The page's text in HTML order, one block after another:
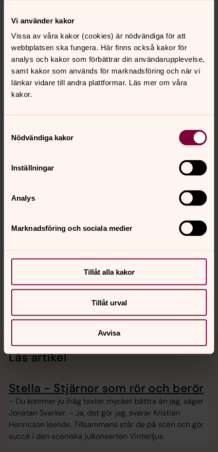
Vi använder kakor
Vissa av våra kakor (cookies) är nödvändiga för att
webbplatsen ska fungera. Här finns också kakor för
analys och kakor som förbättrar din användarupplevelse,
samt kakor som används för marknadsföring och när vi
länkar vidare till andra plattformar. Läs mer om våra
kakor.
Nödvändiga kakor
Inställningar
Analys
Marknadsföring och sociala medier
Tillåt alla kakor
Tillåt urval
Avvisa
E-post:nils.olandersson@svenskakyrkan.se
Körpedagog, Sångpedagog, Verksamheten Stella,
Annedals församling
Direkt:031-731 86 28
E-post:eva.forngren@svenskakyrkan.se
Läs artikel
Stella - Stjärnor som rör och berör
– Du kommer ju ihåg texter mycket bättre än jag, säger
Jonatan Sverker. – Ja, det gör jag, svarar Kristian
Henricson leende. Tillsammans står de på scen och gör
succé i den sceniska julkonserten Vinterljus.